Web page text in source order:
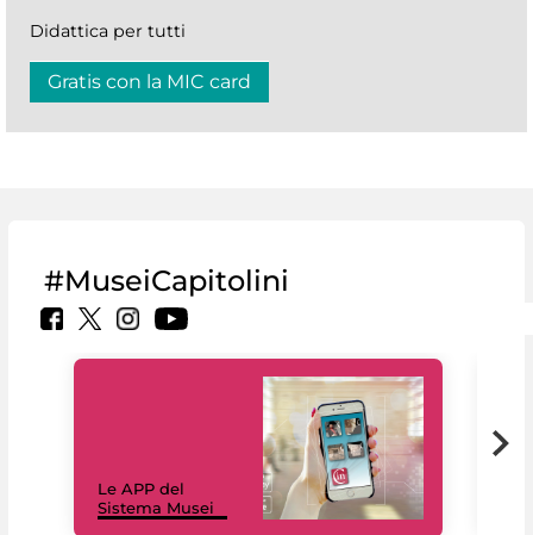
Didattica per tutti
Gratis con la MIC card
#MuseiCapitolini
Le APP del
Sistema Musei